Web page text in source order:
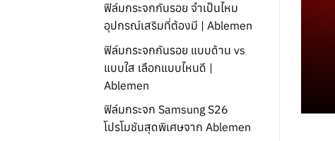
ฟิล์มกระจกกันรอย จำเป็นไหม
อุปกรณ์เสริมที่ต้องมี | Ablemen
ฟิล์มกระจกกันรอย แบบด้าน vs
แบบใส เลือกแบบไหนดี |
Ablemen
ฟิล์มกระจก Samsung S26
โปรโมชันสุดพิเศษจาก Ablemen